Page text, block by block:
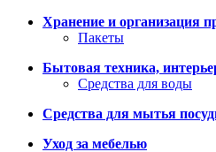
Хранение и организация
Пакеты
Бытовая техника,
Средства для воды
Средства для мытья
Уход за мебелью